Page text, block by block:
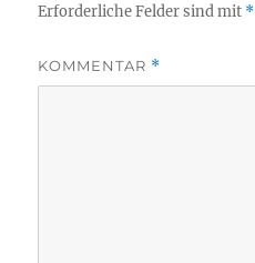
Erforderliche Felder sind mit *
KOMMENTAR *